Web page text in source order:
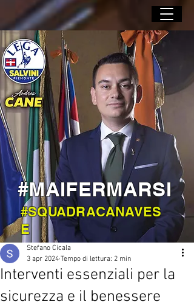
Interventi essenziali per la
sicurezza e il benessere
Stefano Cicala
3 apr 2024 Tempo di lettura: 2 min
#MAIFERMARSI
#SQUADRACANAVES
E